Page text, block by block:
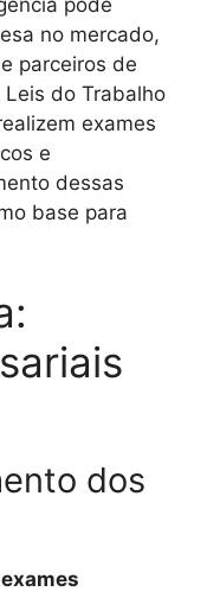
no mercado,
parceiros de
do Trabalho
exames
e
dessas
base para
dos
exames